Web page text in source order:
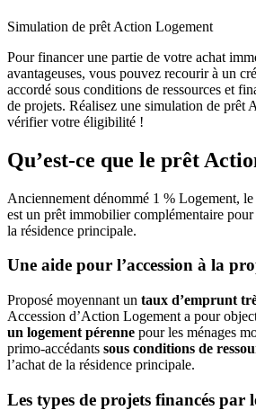
Simulation de prêt Action Logement
Pour financer une partie de votre achat
avantageuses, vous pouvez recourir à un
accordé sous conditions de ressources et
de projets. Réalisez une simulation de prêt
vérifier votre éligibilité !
Qu’est-ce que le prêt
Anciennement dénommé 1 % Logement, le
est un prêt immobilier complémentaire
la résidence principale.
Une aide pour l’accession à la
Proposé moyennant un taux d’emprunt
Accession d’Action Logement a pour
un logement pérenne pour les ménages
primo-accédants sous conditions de
l’achat de la résidence principale.
Les types de projets financés par